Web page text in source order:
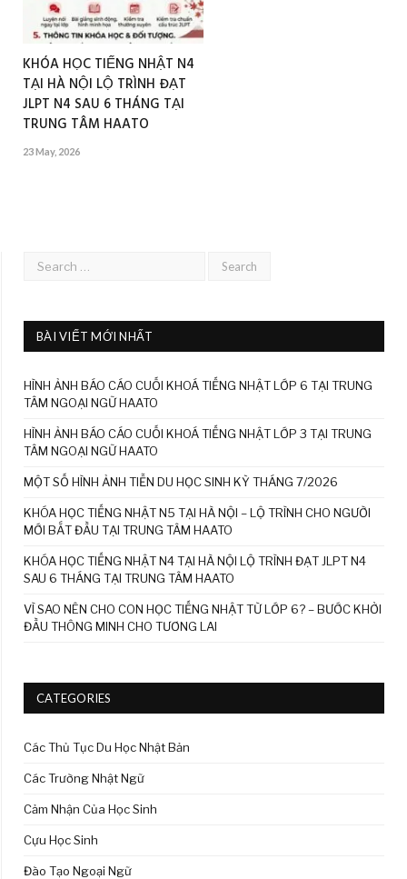
KHÓA HỌC TIẾNG NHẬT N4
TẠI HÀ NỘI LỘ TRÌNH ĐẠT
JLPT N4 SAU 6 THÁNG TẠI
TRUNG TÂM HAATO
23 May, 2026
BÀI VIẾT MỚI NHẤT
HÌNH ẢNH BÁO CÁO CUỐI KHOÁ TIẾNG NHẬT LỚP 6 TẠI TRUNG
TÂM NGOẠI NGỮ HAATO
HÌNH ẢNH BÁO CÁO CUỐI KHOÁ TIẾNG NHẬT LỚP 3 TẠI TRUNG
TÂM NGOẠI NGỮ HAATO
MỘT SỐ HÌNH ẢNH TIỄN DU HỌC SINH KỲ THÁNG 7/2026
KHÓA HỌC TIẾNG NHẬT N5 TẠI HÀ NỘI – LỘ TRÌNH CHO NGƯỜI
MỚI BẮT ĐẦU TẠI TRUNG TÂM HAATO
KHÓA HỌC TIẾNG NHẬT N4 TẠI HÀ NỘI LỘ TRÌNH ĐẠT JLPT N4
SAU 6 THÁNG TẠI TRUNG TÂM HAATO
VÌ SAO NÊN CHO CON HỌC TIẾNG NHẬT TỪ LỚP 6? – BƯỚC KHỞI
ĐẦU THÔNG MINH CHO TƯƠNG LAI
CATEGORIES
Các Thủ Tục Du Học Nhật Bản
Các Trường Nhật Ngữ
Cảm Nhận Của Học Sinh
Cựu Học Sinh
Đào Tạo Ngoại Ngữ